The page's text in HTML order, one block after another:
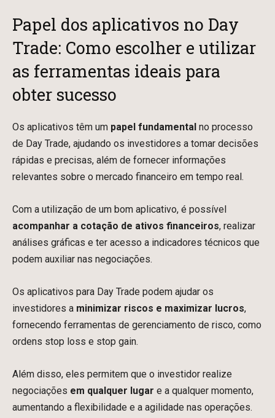
Papel dos aplicativos no Day
Trade: Como escolher e utilizar
as ferramentas ideais para
obter sucesso
Os aplicativos têm um papel fundamental no processo
de Day Trade, ajudando os investidores a tomar decisões
rápidas e precisas, além de fornecer informações
relevantes sobre o mercado financeiro em tempo real.
Com a utilização de um bom aplicativo, é possível
acompanhar a cotação de ativos financeiros, realizar
análises gráficas e ter acesso a indicadores técnicos que
podem auxiliar nas negociações.
Os aplicativos para Day Trade podem ajudar os
investidores a minimizar riscos e maximizar lucros,
fornecendo ferramentas de gerenciamento de risco, como
ordens stop loss e stop gain.
Além disso, eles permitem que o investidor realize
negociações em qualquer lugar e a qualquer momento,
aumentando a flexibilidade e a agilidade nas operações.